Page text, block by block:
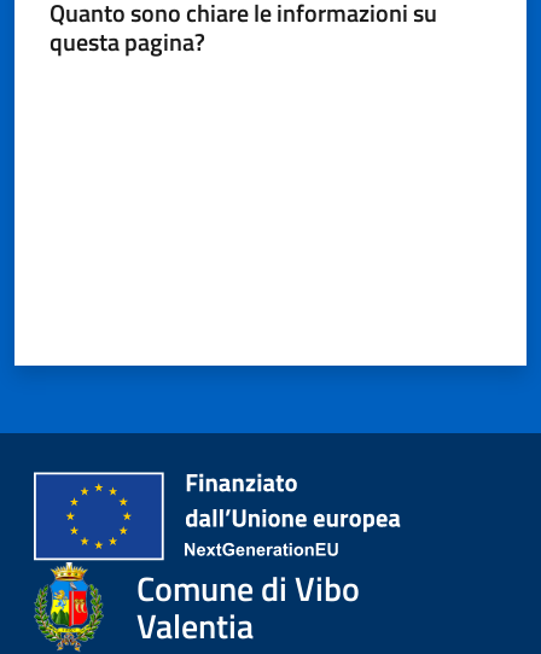
Quanto sono chiare le informazioni su
questa pagina?
Comune di Vibo
Valentia